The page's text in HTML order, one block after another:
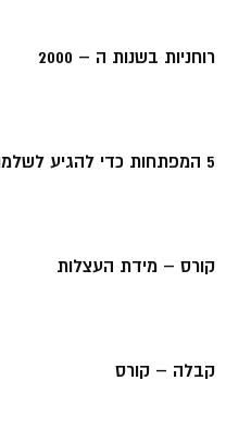
רוחניות בשנות ה – 2000
5 המפתחות כדי להגיע לשלמות
קורס – מידת העצלות
קבלה – קורס